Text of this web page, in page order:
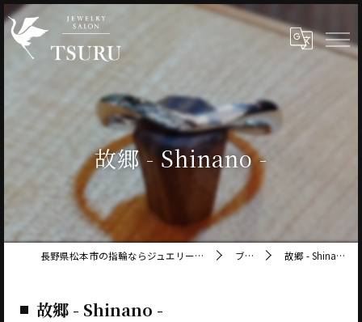
故郷 - Shinano -
長野県松本市の指輪ならジュエリーサロン鶴 ブログ 故郷 - Shinano -
故郷 - Shinano -